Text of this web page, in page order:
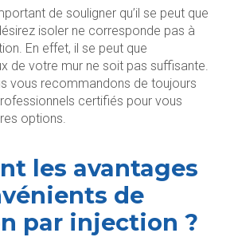
de souligner qu’il se peut que
isoler ne corresponde pas à
En effet, il se peut que
de votre mur ne soit pas suffisante.
vous recommandons de toujours
certifiés pour vous
options.
les avantages
de
par injection ?